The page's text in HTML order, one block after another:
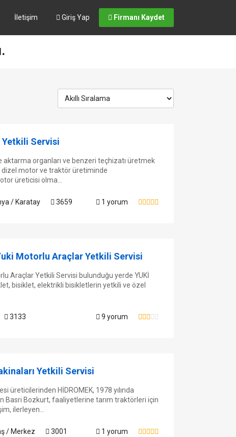
İletişim Giriş Yap Firmanı Kaydet
Yetkili Servisi
aktarma organları ve benzeri teçhizatı üretmek
motor ve traktör üretiminde
üreticisi olma...
/ Karatay 3659 1 yorum
Motorlu Araçlar Yetkili Servisi
Araçlar Yetkili Servisi bulunduğu yerde YUKİ
bisiklet, elektrikli bisikletlerin yetkili ve özel
3133 9 yorum
Yetkili Servisi
üreticilerinden HİDROMEK, 1978 yılında
Basri Bozkurt, faaliyetlerine tarım traktörleri için
ilerleyen...
/ Merkez 3001 1 yorum